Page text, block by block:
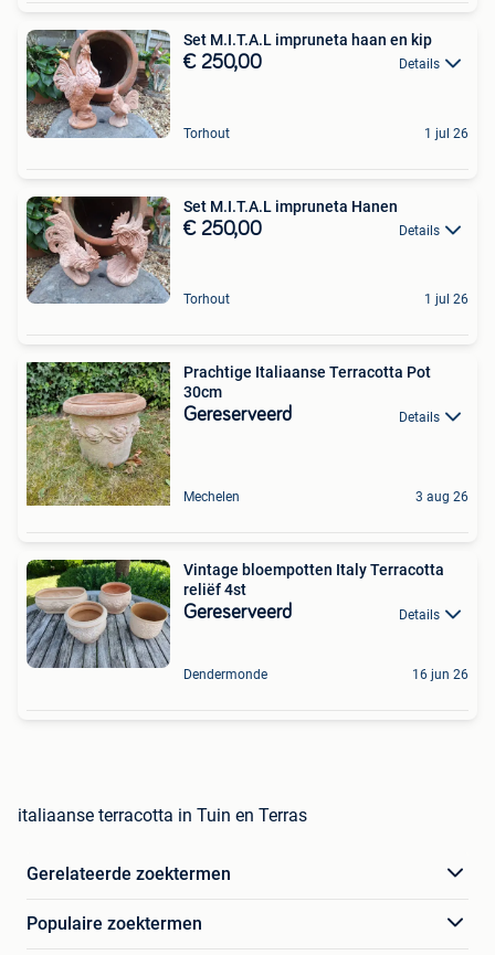
Set M.I.T.A.L impruneta haan en kip
€ 250,00 Details
Torhout 1 jul 26
Set M.I.T.A.L impruneta Hanen
€ 250,00 Details
Torhout 1 jul 26
Prachtige Italiaanse Terracotta Pot
30cm
Gereserveerd Details
Mechelen 3 aug 26
Vintage bloempotten Italy Terracotta
reliëf 4st
Gereserveerd Details
Dendermonde 16 jun 26
italiaanse terracotta in Tuin en Terras
Gerelateerde zoektermen
Populaire zoektermen